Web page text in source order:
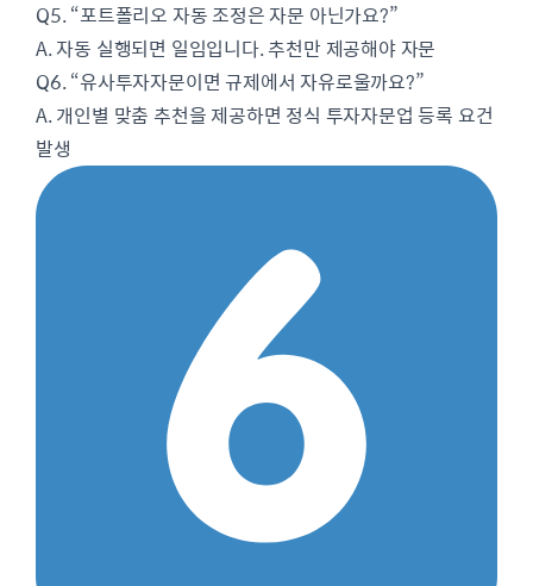
Q5. “포트폴리오 자동 조정은 자문 아닌가요?”
A. 자동 실행되면 일임입니다. 추천만 제공해야 자문
Q6. “유사투자자문이면 규제에서 자유로울까요?”
A. 개인별 맞춤 추천을 제공하면 정식 투자자문업 등록 요건
발생